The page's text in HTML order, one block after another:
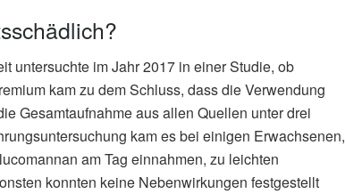
untersuchte im Jahr 2017 in einer Studie, ob
kam zu dem Schluss, dass die Verwendung
Gesamtaufnahme aus allen Quellen unter drei
kam es bei einigen Erwachsenen,
am Tag einnahmen, zu leichten
konnten keine Nebenwirkungen festgestellt